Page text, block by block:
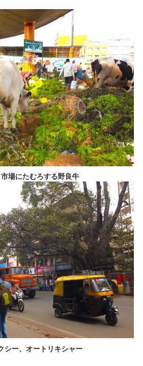
場にたむろする野良牛
シー、オートリキシャー